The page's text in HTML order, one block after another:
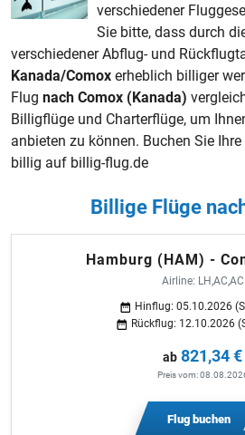
verschiedener
Sie bitte, dass durch
verschiedener Abflug- und
Kanada/Comox erheblich billiger
Flug nach Comox (Kanada)
Billigflüge und Charterflüge, um
anbieten zu können. Buchen Sie
billig auf billig-flug.de
Billige Flüge
Hamburg (HAM) -
Airline: LH,AC,AC
Hinflug: 05.10.2026
Rückflug: 12.10.2026
ab 821,34 €
Preis vom:
Flug buchen